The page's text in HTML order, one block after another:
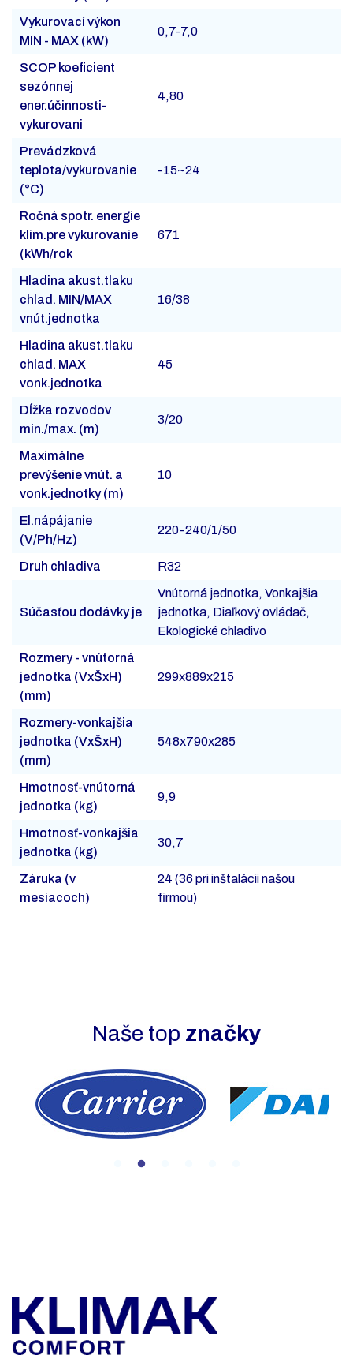
Vykurovací výkon
MIN - MAX (kW)
0,7-7,0
SCOP koeficient
sezónnej
ener.účinnosti-
vykurovani
4,80
Prevádzková
teplota/vykurovanie
(°C)
-15~24
Ročná spotr. energie
klim.pre vykurovanie
(kWh/rok
671
Hladina akust.tlaku
chlad. MIN/MAX
vnút.jednotka
16/38
Hladina akust.tlaku
chlad. MAX
vonk.jednotka
45
Dĺžka rozvodov
min./max. (m)
3/20
Maximálne
prevýšenie vnút. a
vonk.jednotky (m)
10
El.nápájanie
(V/Ph/Hz)
220-240/1/50
Druh chladiva R32
Súčasťou dodávky je
Vnútorná jednotka, Vonkajšia
jednotka, Diaľkový ovládač,
Ekologické chladivo
Rozmery - vnútorná
jednotka (VxŠxH)
(mm)
299x889x215
Rozmery-vonkajšia
jednotka (VxŠxH)
(mm)
548x790x285
Hmotnosť-vnútorná
jednotka (kg)
9,9
Hmotnosť-vonkajšia
jednotka (kg)
30,7
Záruka (v
mesiacoch)
24 (36 pri inštalácii našou
firmou)
Naše top značky